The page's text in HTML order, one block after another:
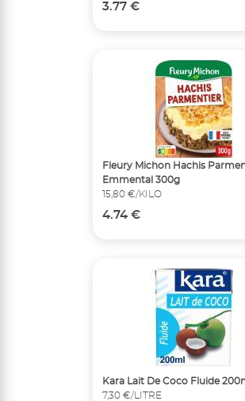
3.77 €
Fleury Michon Hachis
Emmental 300g
15,80 €/KILO
4.74 €
Kara Lait De Coco Fluide
7,30 €/LITRE